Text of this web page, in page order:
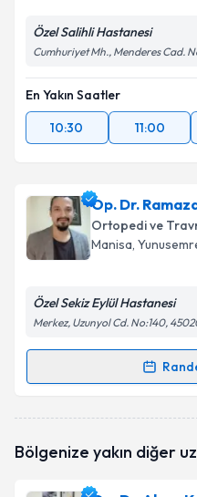
Özel Salihli Hastanesi
Cumhuriyet Mh., Menderes Cad.
En Yakın Saatler
10:30
11:00
Op. Dr.
Ortopedi ve
Manisa,
Özel Sekiz Eylül Hastanesi
Merkez, Uzunyol Cd. No:140,
Randevu Takvimi
talebi oluşturun. Size bu
bilgilendireceğiz.
Bölgenize yakın diğer